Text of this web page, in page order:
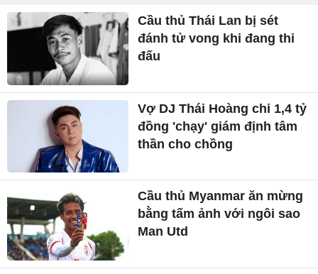
Cầu thủ Thái Lan bị sét
đánh tử vong khi đang thi
đấu
Vợ DJ Thái Hoàng chi 1,4 tỷ
đồng 'chạy' giám định tâm
thần cho chồng
Cầu thủ Myanmar ăn mừng
bằng tấm ảnh với ngôi sao
Man Utd